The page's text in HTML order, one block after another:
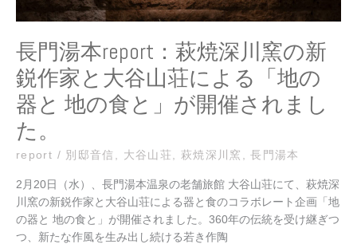
長門湯本report：萩焼深川窯の新
鋭作家と大谷山荘による「地の
器と 地の食と」が開催されまし
た。
report / 別邸音信 , 大谷山荘 , 萩焼深川窯 ,長門湯本
2月20日（水）、長門湯本温泉の老舗旅館 大谷山荘にて、萩焼深
川窯の新鋭作家と大谷山荘による器と食のコラボレート企画「地
の器と 地の食と」が開催されました。360年の伝統を受け継ぎつ
つ、新たな作風を生み出し続ける若き作陶
鋭
作
家
と
大
谷
山
荘
に
よ
る
「地
の